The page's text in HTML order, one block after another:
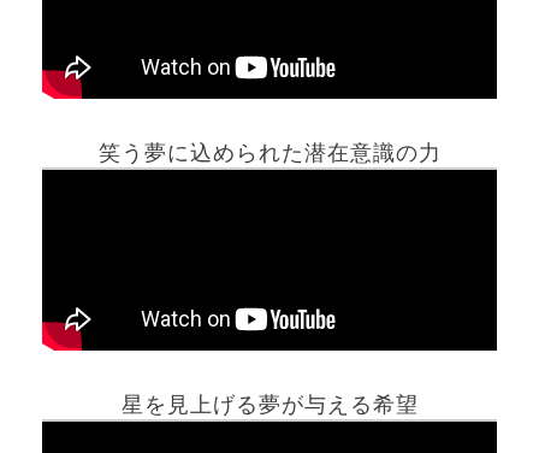
笑う夢に込められた潜在意識の力
星を見上げる夢が与える希望
ホーム